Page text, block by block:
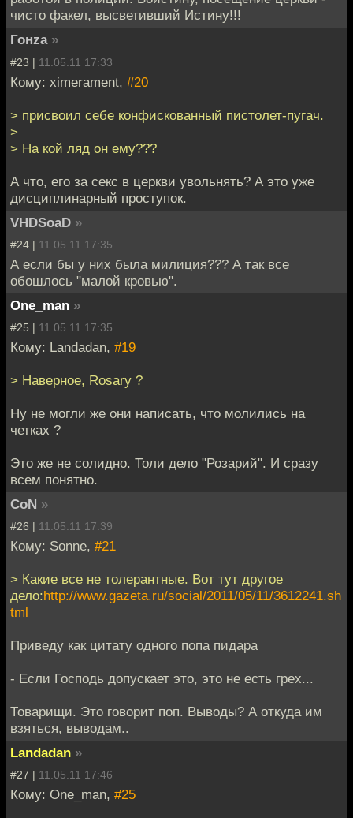
чисто факел, высветивший Истину!!!
Гонzа »
#23 | 11.05.11 17:33
Кому: ximerament, #20
> присвоил себе конфискованный пистолет-пугач.
>
> На кой ляд он ему???
А что, его за секс в церкви увольнять? А это уже
дисциплинарный проступок.
VHDSoaD »
#24 | 11.05.11 17:35
А если бы у них была милиция??? А так все
обошлось "малой кровью".
One_man »
#25 | 11.05.11 17:35
Кому: Landadan, #19
> Наверное, Rosary ?
Ну не могли же они написать, что молились на
четках ?
Это же не солидно. Толи дело "Розарий". И сразу
всем понятно.
CoN »
#26 | 11.05.11 17:39
Кому: Sonne, #21
> Какие все не толерантные. Вот тут другое
дело:http://www.gazeta.ru/social/2011/05/11/3612241.sh
tml
Приведу как цитату одного попа пидара
- Если Господь допускает это, это не есть грех...
Товарищи. Это говорит поп. Выводы? А откуда им
взяться, выводам..
Landadan »
#27 | 11.05.11 17:46
Кому: One_man, #25